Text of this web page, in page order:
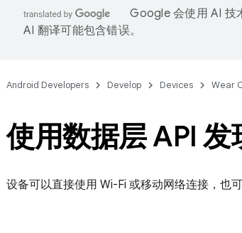
Google 会使用 AI 技
AI 翻译可能包含错误。
Android Developers Develop Devices Wear
使用数据层 API
设备可以直接使用 Wi-Fi 或移动网络连接，也